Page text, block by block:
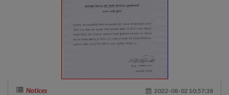
Notices 2022-08-02 10:57:38